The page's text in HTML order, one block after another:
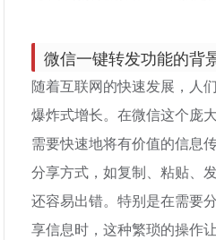
微信一键转发功能的背
随着互联网的快速发展，人
爆炸式增长。在微信这个庞
需要快速地将有价值的信息
分享方式，如复制、粘贴、
还容易出错。特别是在需要
享信息时，这种繁琐的操作